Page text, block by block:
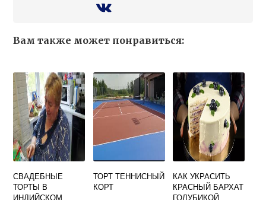
Вам также может понравиться:
СВАДЕБНЫЕ
ТОРТЫ В
ИНДИЙСКОМ
ТОРТ ТЕННИСНЫЙ
КОРТ
КАК УКРАСИТЬ
КРАСНЫЙ БАРХАТ
ГОЛУБИКОЙ